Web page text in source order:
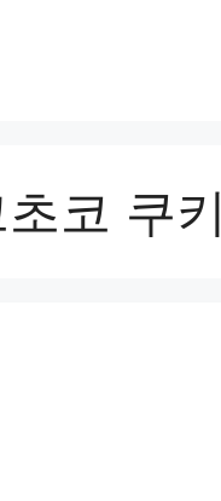
코 쿠키